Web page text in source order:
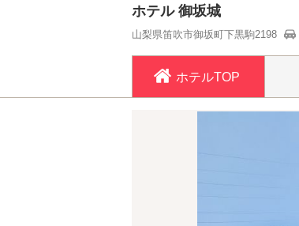
ホテル 御坂城
山梨県笛吹市御坂町下黒駒2198
ホテルTOP